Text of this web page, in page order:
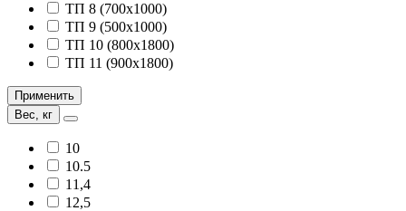
ТП 8 (700х1000)
ТП 9 (500х1000)
ТП 10 (800х1800)
ТП 11 (900х1800)
Применить
Вес, кг
10
10.5
11,4
12,5